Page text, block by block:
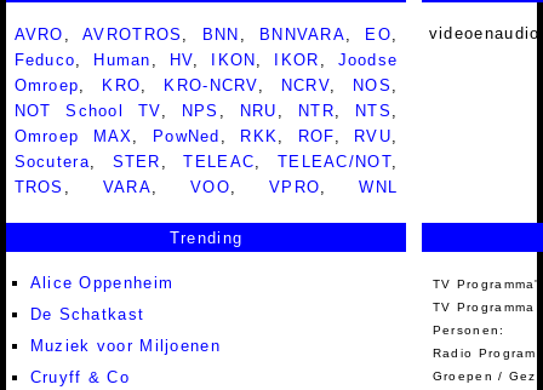
AVRO ,AVROTROS , BNN , BNNVARA, EO,
Feduco, Human , HV, IKON , IKOR , Joodse
Omroep, KRO, KRO-NCRV, NCRV, NOS ,
NOT School TV, NPS , NRU , NTR, NTS ,
Omroep MAX, PowNed , RKK, ROF, RVU,
Socutera, STER ,TELEAC, TELEAC/NOT,
TROS , VARA,VOO,VPRO,WNL
Trending
Alice Oppenheim
De Schatkast
Muziek voor Miljoenen
Cruyff & Co
TV
TV Programma
Personen:
Radio
Groepen /